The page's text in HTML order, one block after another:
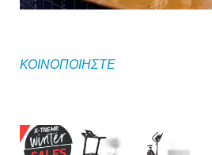
ΚΟΙΝΟΠΟΙΗΣΤΕ